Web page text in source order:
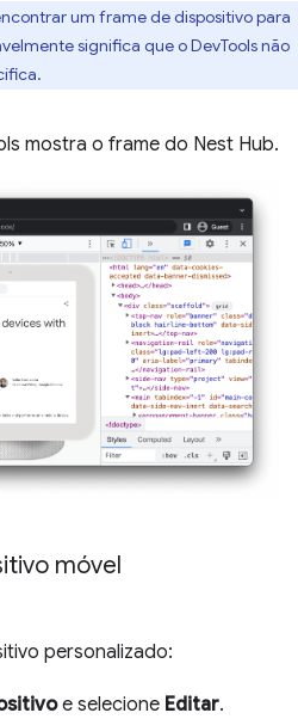
um frame de dispositivo para
significa que o DevTools não
mostra o frame do Nest Hub.
móvel
personalizado:
e selecione Editar.